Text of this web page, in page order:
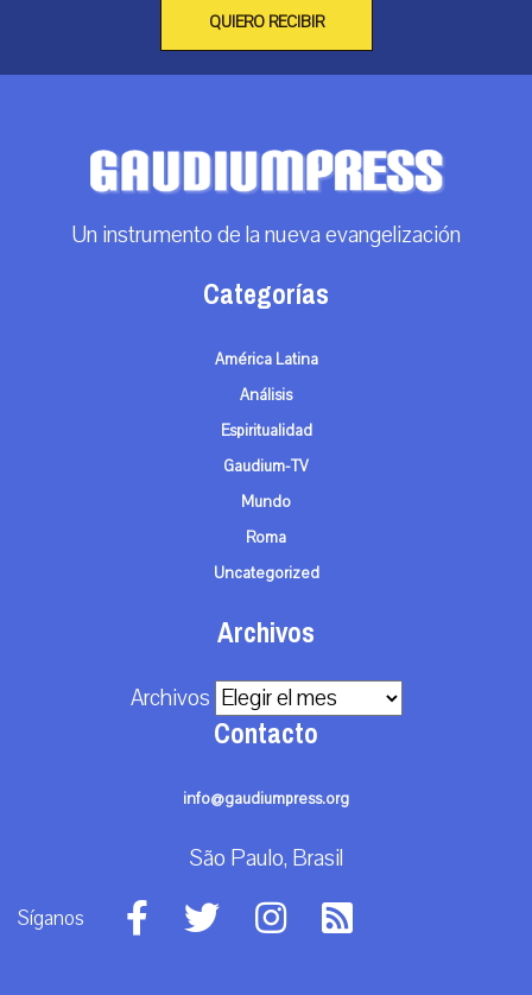
QUIERO RECIBIR
Un instrumento de la nueva evangelización
Categorías
América Latina
Análisis
Espiritualidad
Gaudium-TV
Mundo
Roma
Uncategorized
Archivos
Archivos
Contacto
info@gaudiumpress.org
São Paulo, Brasil
Síganos